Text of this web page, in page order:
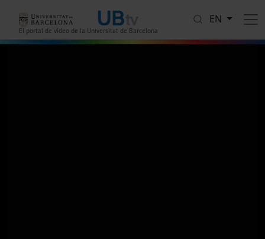
El portal de vídeo de la Universitat de Barcelona
EN